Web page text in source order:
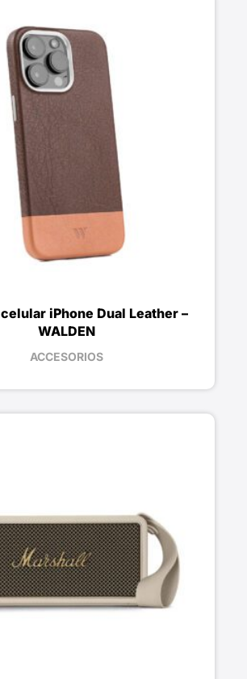
ACCESORIOS
iPhone Dual Leather –
WALDEN